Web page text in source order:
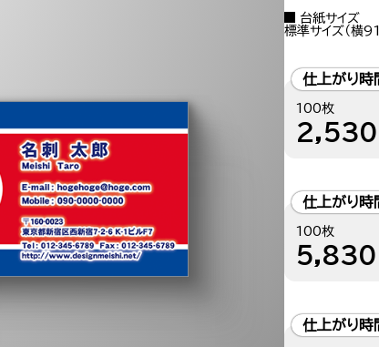
台紙サイズ
標準サイズ（横
仕上がり
100枚
2,530
仕上がり
100枚
5,830
仕上がり